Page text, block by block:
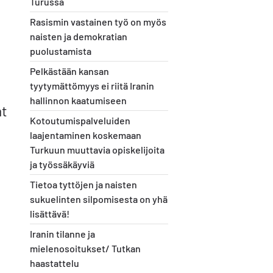
Rasismin vastainen työ on myös
naisten ja demokratian
puolustamista
Pelkästään kansan
tyytymättömyys ei riitä Iranin
hallinnon kaatumiseen
Kotoutumispalveluiden
laajentaminen koskemaan
Turkuun muuttavia opiskelijoita
ja työssäkäyviä
Tietoa tyttöjen ja naisten
sukuelinten silpomisesta on yhä
lisättävä!
Iranin tilanne ja
mielenosoitukset/ Tutkan
haastattelu